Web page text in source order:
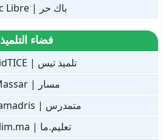
باك حر | Bac Libre
فضاء التلميذ
تلميذ تيس | TelmidTICE
مسار | Massar
متمدرس | Moutamadris
تعليم.ما | Taalim.ma